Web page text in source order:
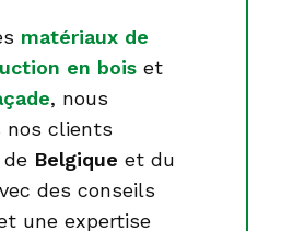
matériaux de
en bois et
, nous
nos clients
Belgique et du
des conseils
une expertise